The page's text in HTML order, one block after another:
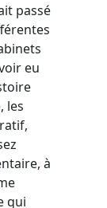
passé
eu
les
à
qui